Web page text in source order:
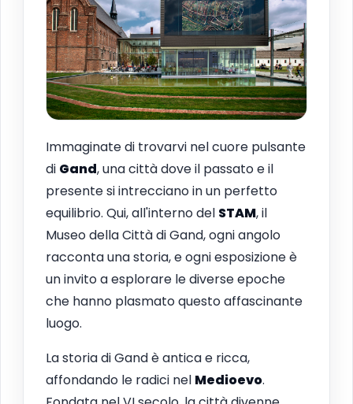
Immaginate di trovarvi nel cuore pulsante
di Gand, una città dove il passato e il
presente si intrecciano in un perfetto
equilibrio. Qui, all'interno del STAM, il
Museo della Città di Gand, ogni angolo
racconta una storia, e ogni esposizione è
un invito a esplorare le diverse epoche
che hanno plasmato questo affascinante
luogo.
La storia di Gand è antica e ricca,
affondando le radici nel Medioevo.